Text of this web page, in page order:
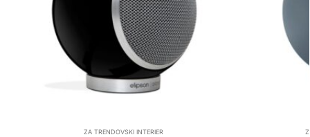
ZA TRENDOVSKI INTERIER